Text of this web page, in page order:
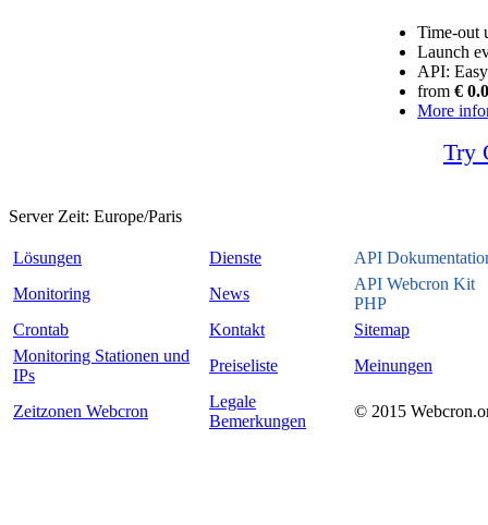
Time-out
Launch
API:
from €
More
Try
Server Zeit: Europe/Paris
Lösungen Dienste
API
Monitoring
News
API Webcron Kit
PHP
Crontab
Kontakt
Sitemap
Monitoring Stationen und
IPs
Preiseliste Meinungen
Zeitzonen Webcron
Legale
Bemerkungen
© 2015